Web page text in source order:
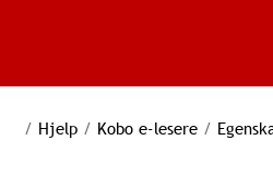
/ Hjelp / Kobo e-lesere /